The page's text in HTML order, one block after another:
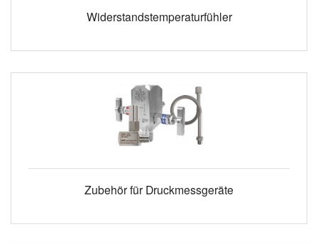
Widerstandstemperaturfühler
Zubehör für Druckmessgeräte